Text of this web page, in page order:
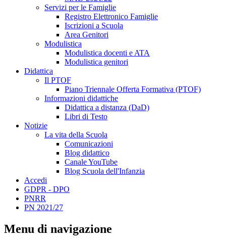
Servizi per le Famiglie
Registro Elettronico Famiglie
Iscrizioni a Scuola
Area Genitori
Modulistica
Modulistica docenti e ATA
Modulistica genitori
Didattica
Il PTOF
Piano Triennale Offerta Formativa (PTOF)
Informazioni didattiche
Didattica a distanza (DaD)
Libri di Testo
Notizie
La vita della Scuola
Comunicazioni
Blog didattico
Canale YouTube
Blog Scuola dell'Infanzia
Accedi
GDPR - DPO
PNRR
PN 2021/27
Menu di navigazione